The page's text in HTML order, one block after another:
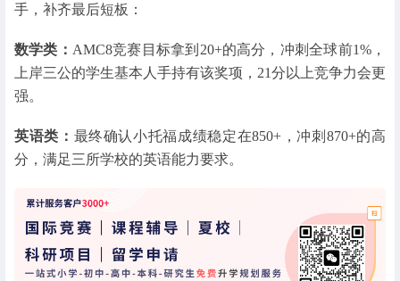
手，补齐最后短板：
数学类： AMC8竞赛目标拿到20+的高分，冲刺全球前1%，
上岸三公的学生基本人手持有该奖项，21分以上竞争力会更
强。
英语类： 最终确认小托福成绩稳定在850+，冲刺870+的高
分，满足三所学校的英语能力要求。